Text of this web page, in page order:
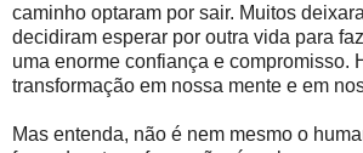
caminho optaram por sair. Muitos
decidiram esperar por outra vida para
uma enorme confiança e compromisso.
transformação em nossa mente e em
Mas entenda, não é nem mesmo o